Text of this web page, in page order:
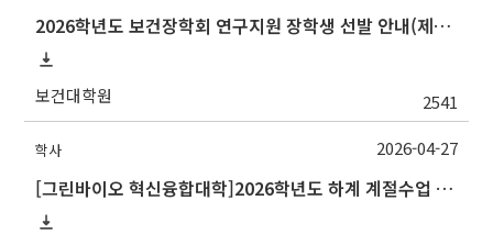
2026학년도 보건장학회 연구지원 장학생 선발 안내(제출기한 수정)
보건대학원 2541
학사
[그린바이오 혁신융합대학]2026학년도 하계 계절수업 전남대학교 교류 수학 안내
2026-04-27